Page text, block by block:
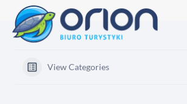
View Categories